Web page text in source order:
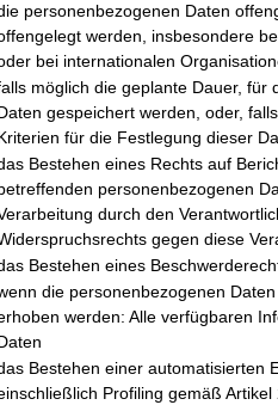
personenbezogenen Daten
werden, insbesondere
bei internationalen
möglich die geplante Dauer, für
gespeichert werden, oder,
für die Festlegung dieser
Bestehen eines Rechts auf
personenbezogenen
durch den
gegen diese
Bestehen eines
die personenbezogenen
werden: Alle verfügbaren
Bestehen einer automatisierten
Profiling gemäß